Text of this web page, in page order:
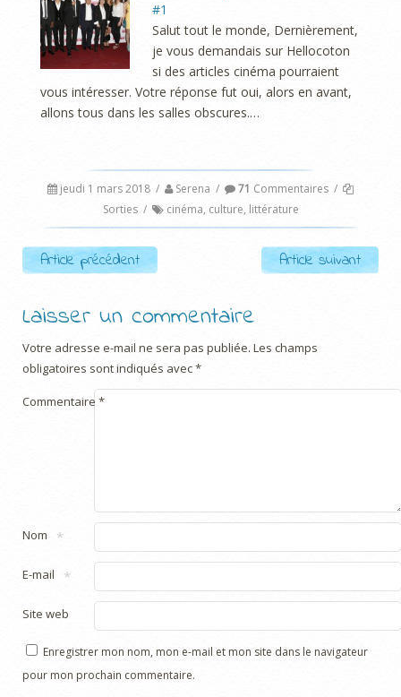
#1
Salut tout le monde, Dernièrement,
je vous demandais sur Hellocoton
si des articles cinéma pourraient
vous intéresser. Votre réponse fut oui, alors en avant,
allons tous dans les salles obscures.…
jeudi 1 mars 2018 / Serena / 71 Commentaires /
Sorties / cinéma, culture, littérature
Post navigation
Article précédent Article suivant
Laisser un commentaire
Votre adresse e-mail ne sera pas publiée. Les champs
obligatoires sont indiqués avec*
Commentaire *
Nom *
E-mail *
Site web
Enregistrer mon nom, mon e-mail et mon site dans le navigateur
pour mon prochain commentaire.